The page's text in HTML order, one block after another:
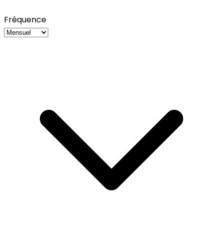
Fréquence